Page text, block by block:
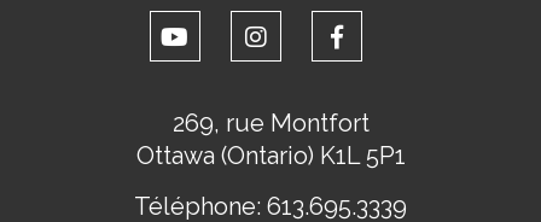
269, rue Montfort
Ottawa (Ontario) K1L 5P1
Téléphone: 613.695.3339